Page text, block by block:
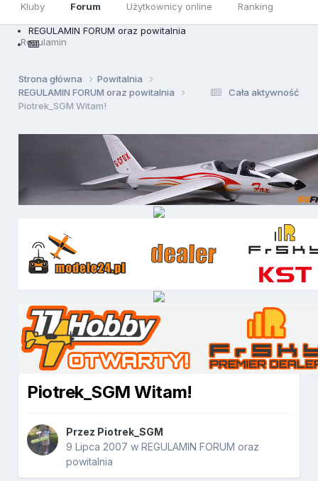
Kluby Forum Użytkownicy online Ranking
Regulamin
REGULAMIN FORUM oraz powitalnia
Cała aktywność
Strona główna
Powitalnia
REGULAMIN FORUM oraz powitalnia
Piotrek_SGM Witam!
Piotrek_SGM Witam!
Przez Piotrek_SGM
9 Lipca 2007 wREGULAMIN FORUM oraz
powitalnia